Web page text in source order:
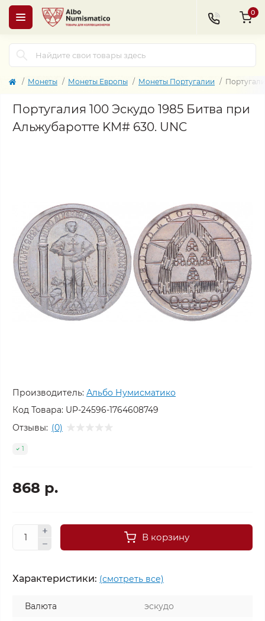
0
Монеты Монеты Европы Монеты Португалии
Португалия 100 Эскудо 1985 Битва при
Альжубаротте KM# 630. UNC
Производитель: Альбо Нумисматико
Код Товара: UP-24596-1764608749
Отзывы: (0)
1
868 р.
В корзину
Характеристики: (смотреть все)
Валюта
эскудо